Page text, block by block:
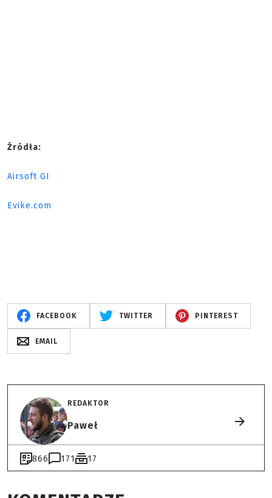
Źródła:
Airsoft GI
Evike.com
FACEBOOK TWITTER PINTEREST
EMAIL
REDAKTOR
Paweł
866 171 17